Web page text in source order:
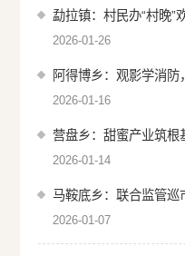
勐拉镇：村民办“村晚”
2026-01-26
阿得博乡：观影学消防
2026-01-16
营盘乡：甜蜜产业筑根
2026-01-14
马鞍底乡：联合监管巡
2026-01-07